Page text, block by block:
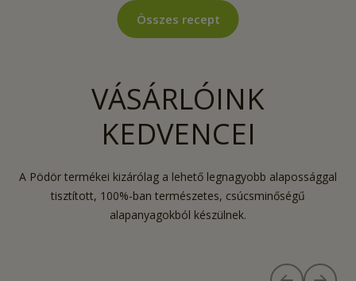
Összes recept
VÁSÁRLÓINK
KEDVENCEI
A Pödör termékei kizárólag a lehető legnagyobb alapossággal
tisztított, 100%-ban természetes, csúcsminőségű
alapanyagokból készülnek.